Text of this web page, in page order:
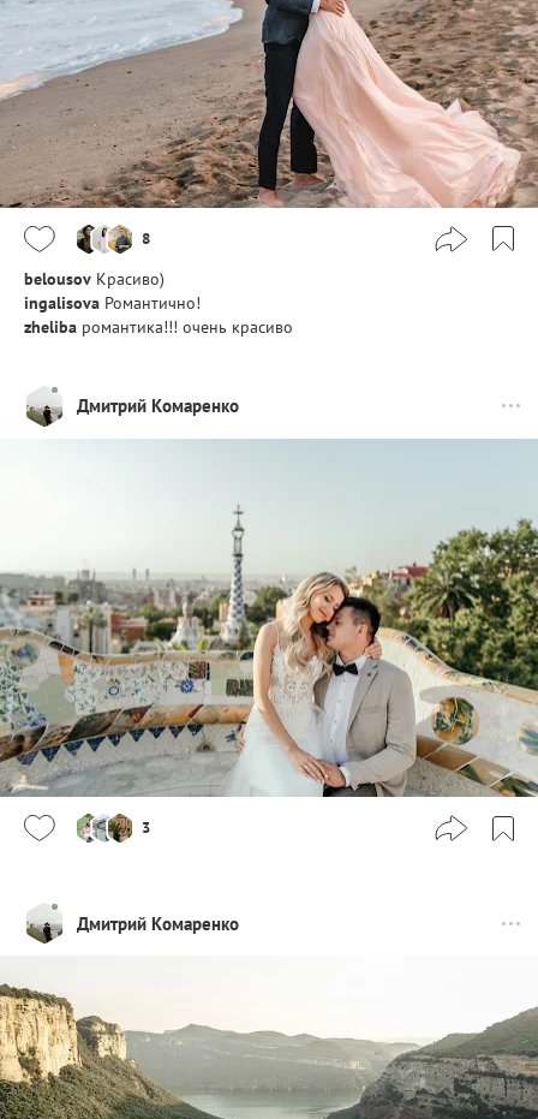
8
belousov Красиво)
ingalisova Романтично!
zheliba романтика!!! очень красиво
Дмитрий Комаренко
3
Дмитрий Комаренко